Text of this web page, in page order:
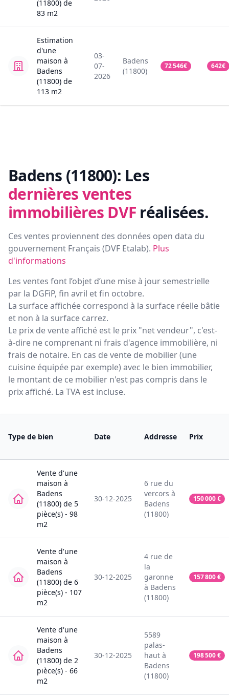
(11800) de
83 m2
Estimation
d'une
maison à
Badens
(11800) de
113 m2
03-
07-
2026
Badens
(11800)
72 546€ 642€
Badens (11800): Les
dernières ventes
immobilières DVF réalisées.
Ces ventes proviennent des données open data du
gouvernement Français (DVF Etalab). Plus
d'informations
Les ventes font l’objet d’une mise à jour semestrielle
par la DGFiP, fin avril et fin octobre.
La surface affichée correspond à la surface réelle bâtie
et non à la surface carrez.
Le prix de vente affiché est le prix "net vendeur", c'est-
à-dire ne comprenant ni frais d'agence immobilière, ni
frais de notaire. En cas de vente de mobilier (une
cuisine équipée par exemple) avec le bien immobilier,
le montant de ce mobilier n'est pas compris dans le
prix affiché. La TVA est incluse.
Type de bien Date Addresse Prix
Vente d'une
maison à
Badens
(11800) de 5
pièce(s) - 98
m2
30-12-2025
6 rue du
vercors à
Badens
(11800)
150 000€
Vente d'une
maison à
Badens
(11800) de 6
pièce(s) - 107
m2
30-12-2025
4 rue de
la
garonne
à Badens
(11800)
157 800€
Vente d'une
maison à
Badens
(11800) de 2
pièce(s) - 66
m2
30-12-2025
5589
palas-
haut à
Badens
(11800)
198 500€